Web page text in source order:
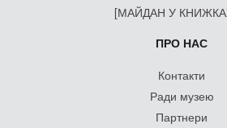
[МАЙДАН У
ПРО НАС
Контакти
Ради музею
Партнери